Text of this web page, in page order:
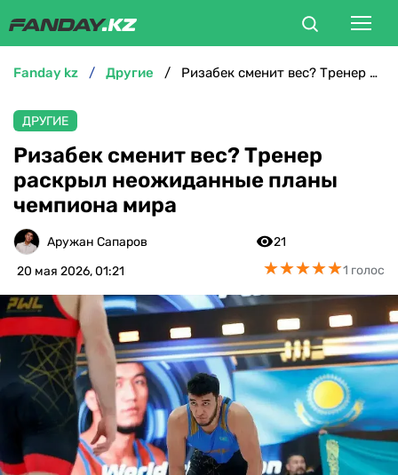
БОКС
ММА
ТЕННИС
ФУТЗАЛ
ВЕЛОСПОРТ
ЧМ-2026
fanday kz другие Ризабек сменит вес? Тренер раскрыл неожиданные планы чемпиона мира
ДРУГИЕ
Ризабек сменит вес? Тренер
раскрыл неожиданные планы
чемпиона мира
Аружан Сапаров
20 мая 2026, 01:21
21
★★★★★
★★★★★1 голос